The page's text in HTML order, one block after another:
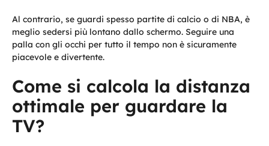
Al contrario, se guardi spesso partite di calcio o di NBA, è
meglio sedersi più lontano dallo schermo. Seguire una
palla con gli occhi per tutto il tempo non è sicuramente
piacevole e divertente.
Come si calcola la distanza
ottimale per guardare la
TV?